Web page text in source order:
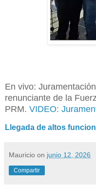
En vivo:
renunciante de la
PRM. VIDEO:
Llegada de altos
Mauricio on junio 12, 2026
Compartir